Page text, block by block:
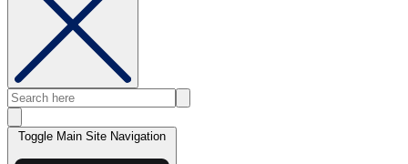
Toggle Main Site Navigation